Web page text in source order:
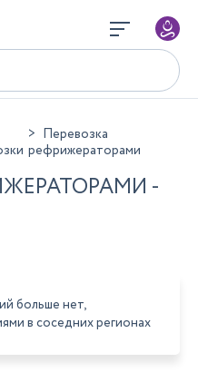
Перевозка
рефрижераторами
-
больше нет,
в соседних регионах